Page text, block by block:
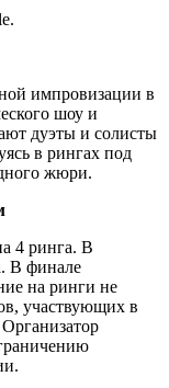
импровизации в
шоу и
дуэты и солисты
в рингах под
жюри.
4 ринга. В
В финале
на ринги не
участвующих в